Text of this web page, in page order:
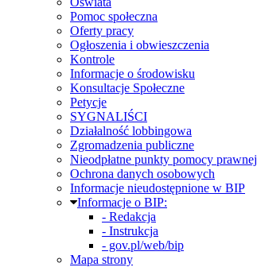
Pomoc społeczna
Oferty pracy
Ogłoszenia i obwieszczenia
Kontrole
Informacje o środowisku
Konsultacje Społeczne
Petycje
SYGNALIŚCI
Działalność lobbingowa
Zgromadzenia publiczne
Nieodpłatne punkty pomocy prawnej
Ochrona danych osobowych
Informacje nieudostępnione w BIP
Informacje o BIP:
- Redakcja
- Instrukcja
- gov.pl/web/bip
Mapa strony